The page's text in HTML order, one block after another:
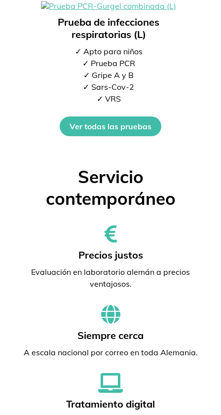
Prueba de infecciones
respiratorias (L)
✓ Apto para niños
✓ Prueba PCR
✓ Gripe A y B
✓ Sars-Cov-2
✓ VRS
Ver todas las pruebas
Servicio
contemporáneo
Precios justos
Evaluación en laboratorio alemán a precios
ventajosos.
Siempre cerca
A escala nacional por correo en toda Alemania.
Tratamiento digital